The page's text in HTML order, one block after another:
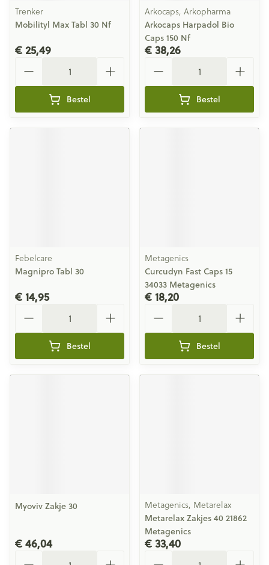
Trenker
Mobilityl Max Tabl 30 Nf
€ 25,49
Bestel
Arkocaps, Arkopharma
Arkocaps Harpadol Bio
Caps 150 Nf
€ 38,26
Bestel
Febelcare
Magnipro Tabl 30
€ 14,95
Bestel
Metagenics
Curcudyn Fast Caps 15
34033 Metagenics
€ 18,20
Bestel
Myoviv Zakje 30
€ 46,04
Metagenics, Metarelax
Metarelax Zakjes 40 21862
Metagenics
€ 33,40